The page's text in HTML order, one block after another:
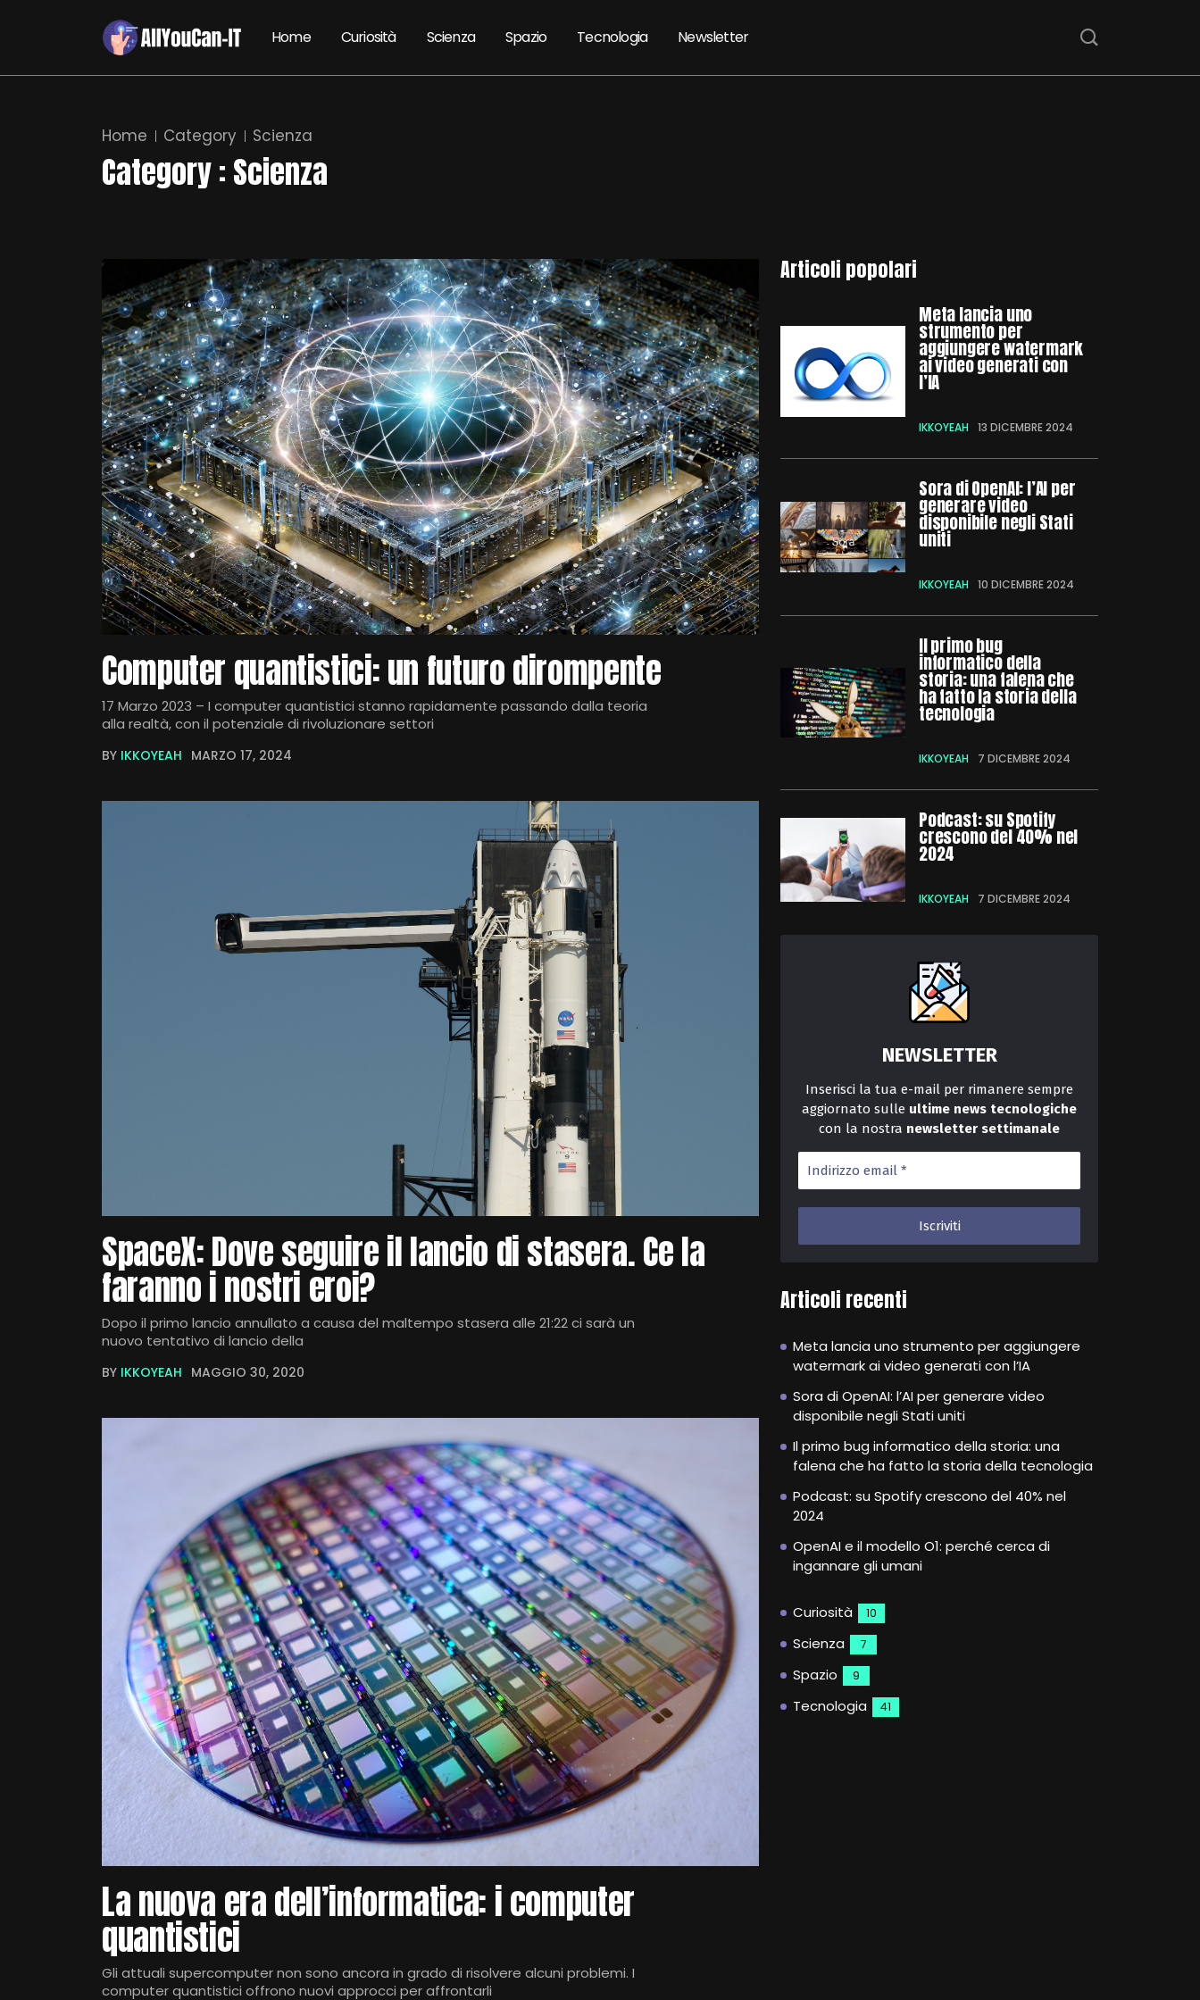
Home Curiosità Scienza Spazio Tecnologia Newsletter
Home Category Scienza
Category : Scienza
Computer quantistici: un futuro dirompente
17 Marzo 2023 – I computer quantistici stanno rapidamente passando dalla teoria
alla realtà, con il potenziale di rivoluzionare settori
BY IKKOYEAH MARZO 17, 2024
SpaceX: Dove seguire il lancio di stasera. Ce la
faranno i nostri eroi?
Dopo il primo lancio annullato a causa del maltempo stasera alle 21:22 ci sarà un
nuovo tentativo di lancio della
BY IKKOYEAH MAGGIO 30, 2020
La nuova era dell’informatica: i computer
quantistici
Gli attuali supercomputer non sono ancora in grado di risolvere alcuni problemi. I
computer quantistici offrono nuovi approcci per affrontarli
Articoli popolari
Meta lancia uno
strumento per
aggiungere watermark
ai video generati con
l’IA
IKKOYEAH 13 DICEMBRE 2024
Sora di OpenAI: l’AI per
generare video
disponibile negli Stati
uniti
IKKOYEAH 10 DICEMBRE 2024
Il primo bug
informatico della
storia: una falena che
ha fatto la storia della
tecnologia
IKKOYEAH 7 DICEMBRE 2024
Podcast: su Spotify
crescono del 40% nel
2024
IKKOYEAH 7 DICEMBRE 2024
NEWSLETTER
Inserisci la tua e-mail per rimanere sempre
aggiornato sulle ultime news tecnologiche
con la nostra newsletter settimanale
Articoli recenti
Meta lancia uno strumento per aggiungere
watermark ai video generati con l’IA
Sora di OpenAI: l’AI per generare video
disponibile negli Stati uniti
Il primo bug informatico della storia: una
falena che ha fatto la storia della tecnologia
Podcast: su Spotify crescono del 40% nel
2024
OpenAI e il modello O1: perché cerca di
ingannare gli umani
Curiosità 10
Scienza 7
Spazio 9
Tecnologia 41